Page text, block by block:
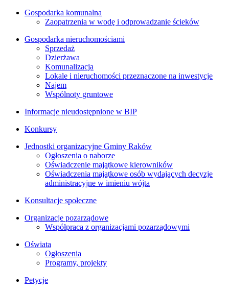
Gospodarka komunalna
Zaopatrzenia w wodę i odprowadzanie ścieków
Gospodarka nieruchomościami
Sprzedaż
Dzierżawa
Komunalizacja
Lokale i nieruchomości przeznaczone na inwestycje
Najem
Wspólnoty gruntowe
Informacje nieudostępnione w BIP
Konkursy
Jednostki organizacyjne Gminy Raków
Ogłoszenia o naborze
Oświadczenie majątkowe kierowników
Oświadczenia majątkowe osób wydających decyzje
administracyjne w imieniu wójta
Konsultacje społeczne
Organizacje pozarządowe
Współpraca z organizacjami pozarządowymi
Oświata
Ogłoszenia
Programy, projekty
Petycje